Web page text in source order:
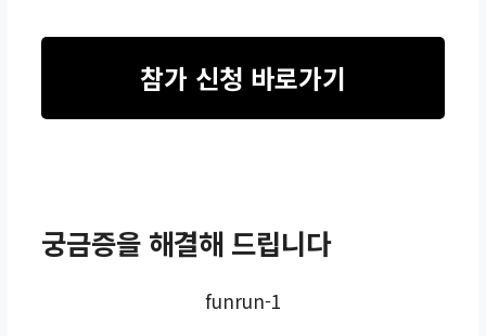
참가 신청 바로가기
궁금증을 해결해 드립니다
funrun-1